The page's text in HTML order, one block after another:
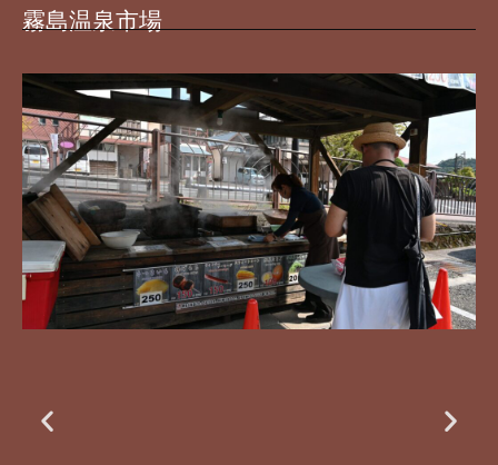
霧島温泉市場